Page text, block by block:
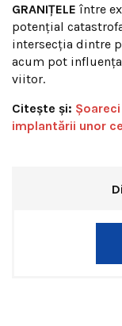
GRANIȚELE între
potențial
intersecția dintre
acum pot
viitor.
Citește și:
implantării unor